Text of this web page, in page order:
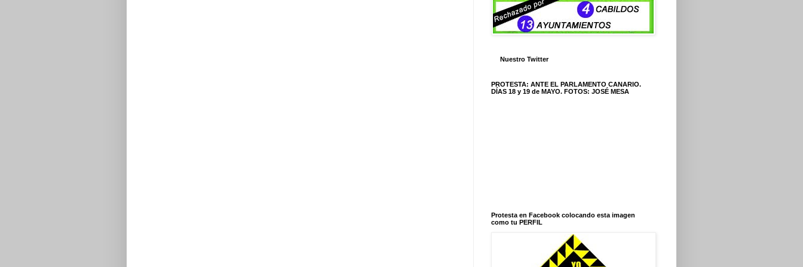
Nuestro Twitter
PROTESTA: ANTE EL PARLAMENTO CANARIO.
DÍAS 18 y 19 de MAYO. FOTOS: JOSÉ MESA
Protesta en Facebook colocando esta imagen
como tu PERFIL